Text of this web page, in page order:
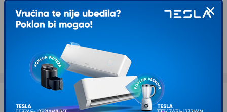
Želite li ponudu za firmu?
Kontaktirajte nas
Opis proizvoda WHIRLPOOL AKT 8190 BA
Dostava i povrat